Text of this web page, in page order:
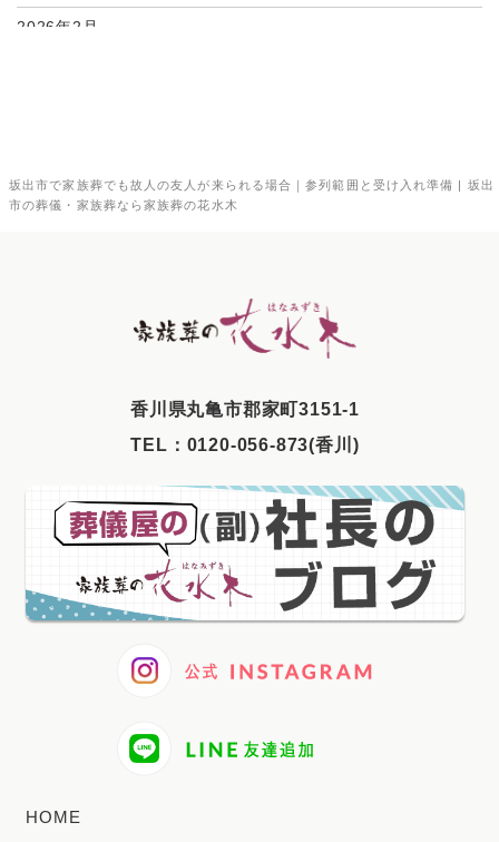
坂出市で家族葬でも故人の友人が来られる場合｜参列範囲と受け入れ準備 | 坂出
市の葬儀・家族葬なら家族葬の花水木
2026年2月
2025年10月
2025年2月
2025年1月
2024年12月
2024年11月
2024年6月
⾹川県丸⻲市郡家町3151-1
TEL： 0120-056-873(香川)
HOME